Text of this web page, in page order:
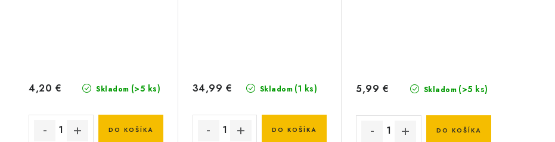
Skladom (>5 ks)
4,20 €
DO KOŠÍKA
Skladom (1 ks)
34,99 €
DO KOŠÍKA
Skladom (>5 ks)
5,99 €
DO KOŠÍKA